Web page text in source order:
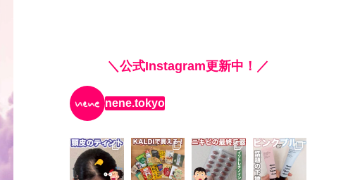
＼公式Instagram更新中！／
nene.tokyo